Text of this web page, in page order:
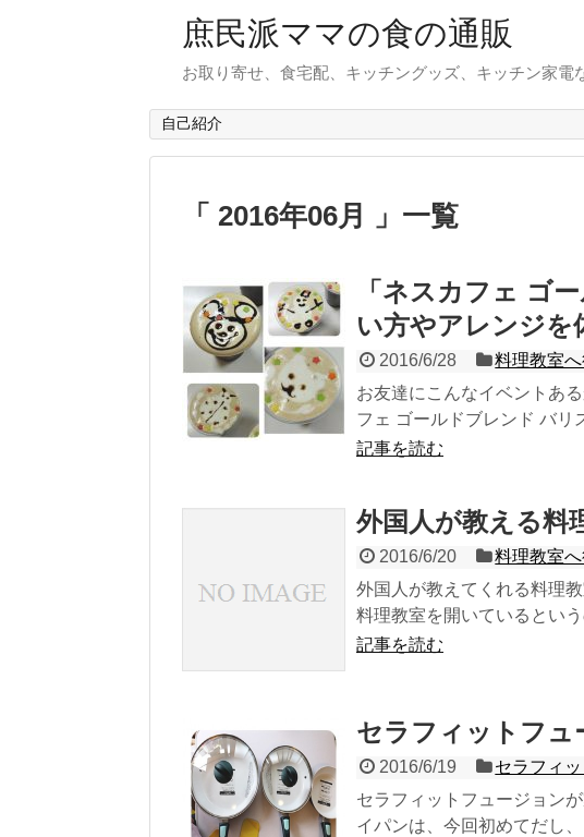
庶民派ママの食の通販
お取り寄せ、食宅配、キッチングッズ、キッチン家電
自己紹介
「 2016年06月 」一覧
「ネスカフェ ゴ
い方やアレンジを
2016/6/28
料理教室へ
お友達にこんなイベントあ
フェ ゴールドブレンド バリ
記事を読む
外国人が教える
2016/6/20
料理教室へ
外国人が教えてくれる料理
料理教室を開いているとい
記事を読む
セラフィットフュ
2016/6/19
セラフィッ
セラフィットフュージョン
イパンは、今回初めてだし